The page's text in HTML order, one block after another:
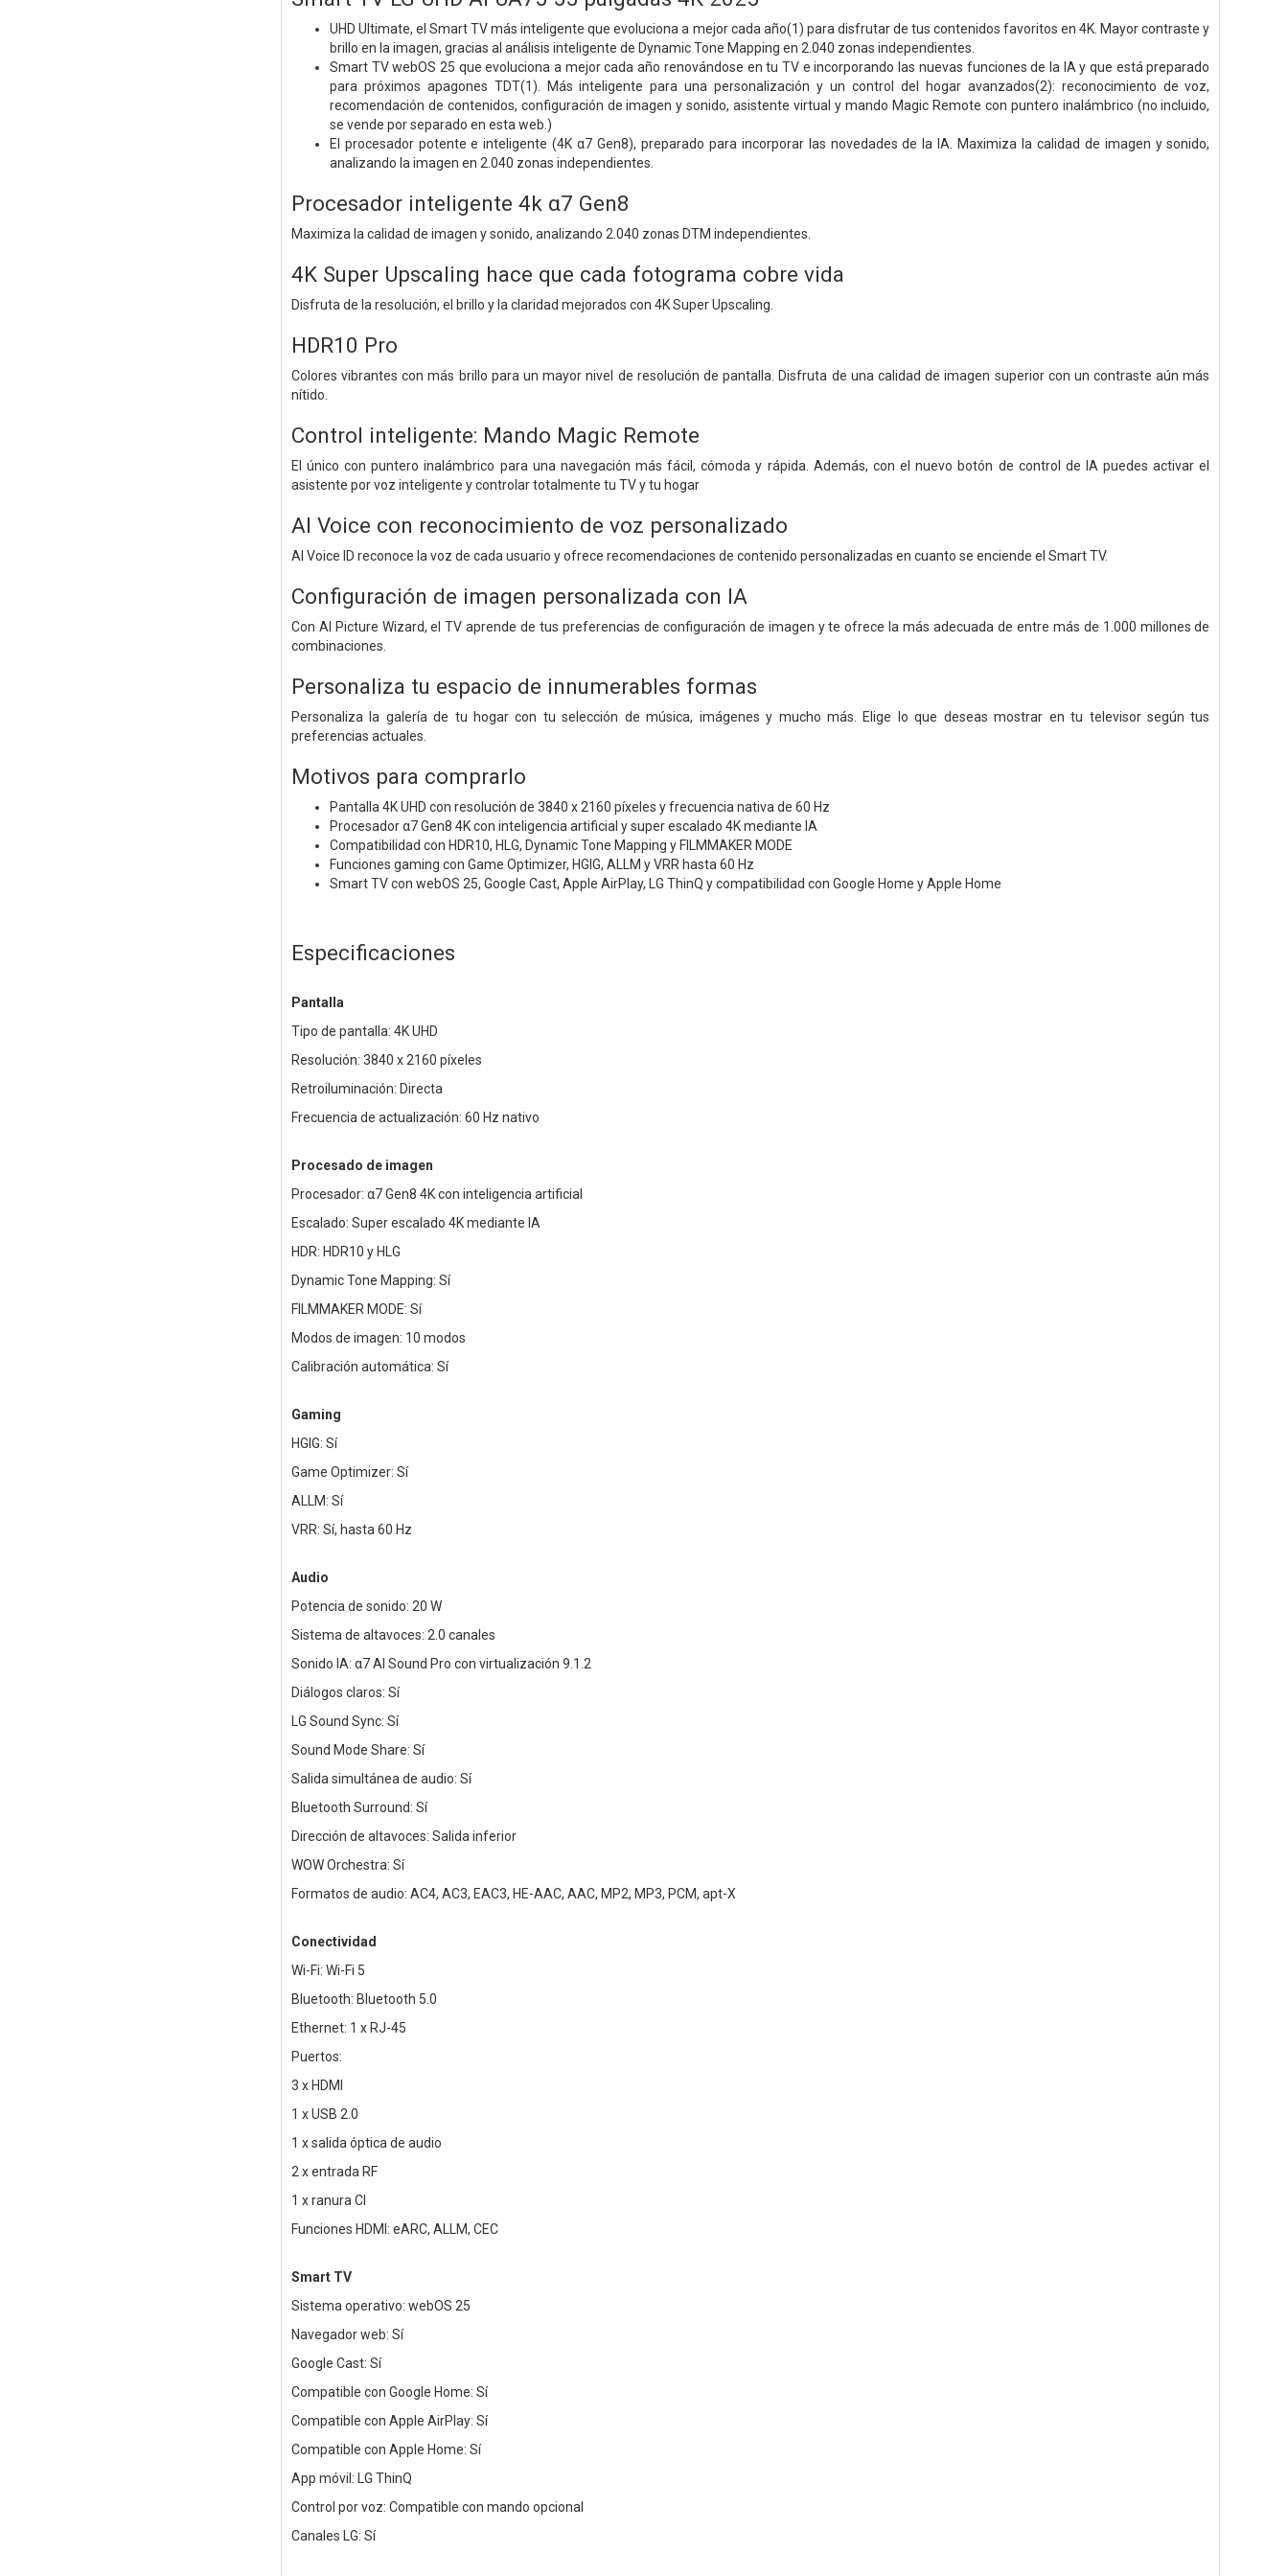
UHD Ultimate, el Smart TV más inteligente que evoluciona a mejor cada año(1) para disfrutar de tus contenidos favoritos en 4K. Mayor contraste y
brillo en la imagen, gracias al análisis inteligente de Dynamic Tone Mapping en 2.040 zonas independientes.
Smart TV webOS 25 que evoluciona a mejor cada año renovándose en tu TV e incorporando las nuevas funciones de la IA y que está preparado
para próximos apagones TDT(1). Más inteligente para una personalización y un control del hogar avanzados(2): reconocimiento de voz,
recomendación de contenidos, configuración de imagen y sonido, asistente virtual y mando Magic Remote con puntero inalámbrico (no incluido,
se vende por separado en esta web.)
El procesador potente e inteligente (4K α7 Gen8), preparado para incorporar las novedades de la IA. Maximiza la calidad de imagen y sonido,
analizando la imagen en 2.040 zonas independientes.
Procesador inteligente 4k α7 Gen8
Maximiza la calidad de imagen y sonido, analizando 2.040 zonas DTM independientes.
4K Super Upscaling hace que cada fotograma cobre vida
Disfruta de la resolución, el brillo y la claridad mejorados con 4K Super Upscaling.
HDR10 Pro
Colores vibrantes con más brillo para un mayor nivel de resolución de pantalla. Disfruta de una calidad de imagen superior con un contraste aún más
nítido.
Control inteligente: Mando Magic Remote
El único con puntero inalámbrico para una navegación más fácil, cómoda y rápida. Además, con el nuevo botón de control de IA puedes activar el
asistente por voz inteligente y controlar totalmente tu TV y tu hogar
AI Voice con reconocimiento de voz personalizado
AI Voice ID reconoce la voz de cada usuario y ofrece recomendaciones de contenido personalizadas en cuanto se enciende el Smart TV.
Configuración de imagen personalizada con IA
Con AI Picture Wizard, el TV aprende de tus preferencias de configuración de imagen y te ofrece la más adecuada de entre más de 1.000 millones de
combinaciones.
Personaliza tu espacio de innumerables formas
Personaliza la galería de tu hogar con tu selección de música, imágenes y mucho más. Elige lo que deseas mostrar en tu televisor según tus
preferencias actuales.
Motivos para comprarlo
Pantalla 4K UHD con resolución de 3840 x 2160 píxeles y frecuencia nativa de 60 Hz
Procesador α7 Gen8 4K con inteligencia artificial y super escalado 4K mediante IA
Compatibilidad con HDR10, HLG, Dynamic Tone Mapping y FILMMAKER MODE
Funciones gaming con Game Optimizer, HGIG, ALLM y VRR hasta 60 Hz
Smart TV con webOS 25, Google Cast, Apple AirPlay, LG ThinQ y compatibilidad con Google Home y Apple Home
Especificaciones
Pantalla
Tipo de pantalla: 4K UHD
Resolución: 3840 x 2160 píxeles
Retroiluminación: Directa
Frecuencia de actualización: 60 Hz nativo
Procesado de imagen
Procesador: α7 Gen8 4K con inteligencia artificial
Escalado: Super escalado 4K mediante IA
HDR: HDR10 y HLG
Dynamic Tone Mapping: Sí
FILMMAKER MODE: Sí
Modos de imagen: 10 modos
Calibración automática: Sí
Gaming
HGIG: Sí
Game Optimizer: Sí
ALLM: Sí
VRR: Sí, hasta 60 Hz
Audio
Potencia de sonido: 20 W
Sistema de altavoces: 2.0 canales
Sonido IA: α7 AI Sound Pro con virtualización 9.1.2
Diálogos claros: Sí
LG Sound Sync: Sí
Sound Mode Share: Sí
Salida simultánea de audio: Sí
Bluetooth Surround: Sí
Dirección de altavoces: Salida inferior
WOW Orchestra: Sí
Formatos de audio: AC4, AC3, EAC3, HE-AAC, AAC, MP2, MP3, PCM, apt-X
Conectividad
Wi-Fi: Wi-Fi 5
Bluetooth: Bluetooth 5.0
Ethernet: 1 x RJ-45
Puertos:
3 x HDMI
1 x USB 2.0
1 x salida óptica de audio
2 x entrada RF
1 x ranura CI
Funciones HDMI: eARC, ALLM, CEC
Smart TV
Sistema operativo: webOS 25
Navegador web: Sí
Google Cast: Sí
Compatible con Google Home: Sí
Compatible con Apple AirPlay: Sí
Compatible con Apple Home: Sí
App móvil: LG ThinQ
Control por voz: Compatible con mando opcional
Canales LG: Sí